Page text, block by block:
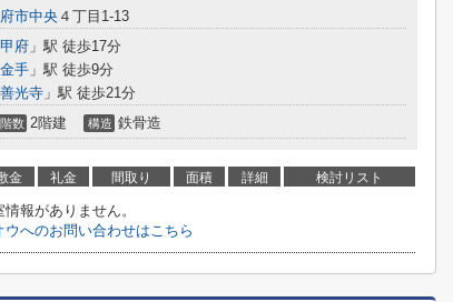
市中央 ４丁目1-13
甲府 」駅 徒歩17分
金手 」駅 徒歩9分
善光寺 」駅 徒歩21分
階数 2階建 構造 鉄骨造
金 礼金 間取り 面積 詳細 検討リスト
報がありません。
ウへのお問い合わせはこちら